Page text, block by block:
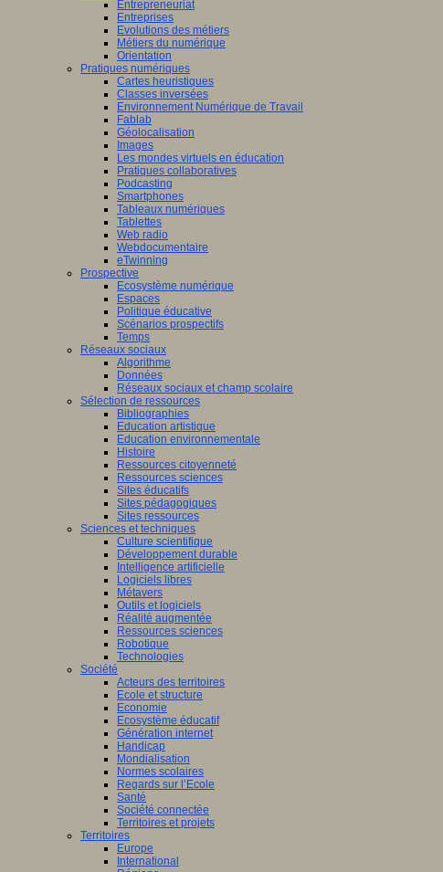
Entrepreneuriat
Entreprises
Evolutions des métiers
Métiers du numérique
Orientation
Pratiques numériques
Cartes heuristiques
Classes inversées
Environnement Numérique de Travail
Fablab
Géolocalisation
Images
Les mondes virtuels en éducation
Pratiques collaboratives
Podcasting
Smartphones
Tableaux numériques
Tablettes
Web radio
Webdocumentaire
eTwinning
Prospective
Ecosystème numérique
Espaces
Politique éducative
Scénarios prospectifs
Temps
Réseaux sociaux
Algorithme
Données
Réseaux sociaux et champ scolaire
Sélection de ressources
Bibliographies
Education artistique
Education environnementale
Histoire
Ressources citoyenneté
Ressources sciences
Sites éducatifs
Sites pédagogiques
Sites ressources
Sciences et techniques
Culture scientifique
Développement durable
Intelligence artificielle
Logiciels libres
Métavers
Outils et logiciels
Réalité augmentée
Ressources sciences
Robotique
Technologies
Société
Acteurs des territoires
Ecole et structure
Economie
Ecosystème éducatif
Génération internet
Handicap
Mondialisation
Normes scolaires
Regards sur l’Ecole
Santé
Société connectée
Territoires et projets
Territoires
Europe
International